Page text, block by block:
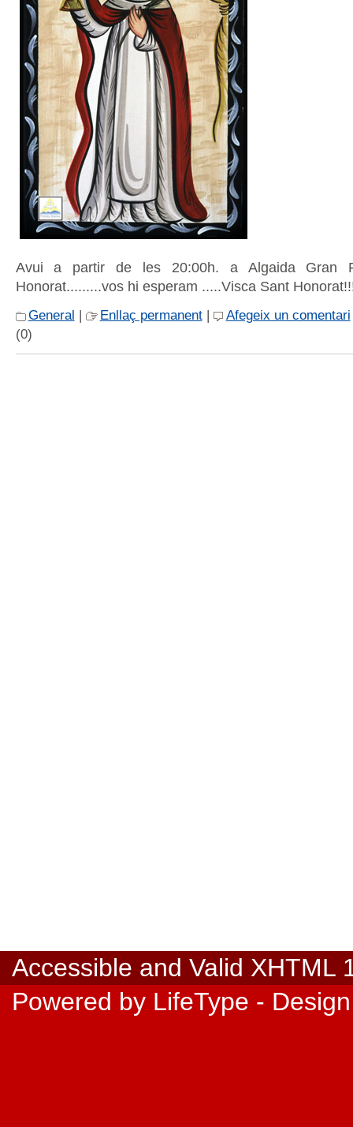
Avui a partir de les 20:00h. a Algaida Gran
Honorat.........vos hi esperam .....Visca Sant
General | Enllaç permanent| Afegeix un comentari
(0)
Accessible and Valid XHTML
Powered by LifeType -